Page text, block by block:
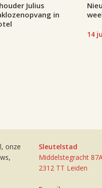
Julius
in
14
onze
Sleutelstad
Middelstegracht
2312 TT Leiden